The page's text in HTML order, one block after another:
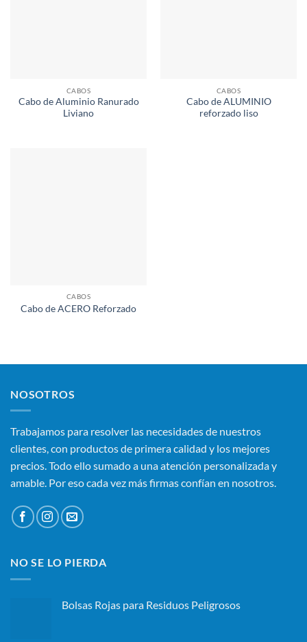
CABOS
Cabo de Aluminio Ranurado
Liviano
CABOS
Cabo de ALUMINIO
reforzado liso
CABOS
Cabo de ACERO Reforzado
NOSOTROS
Trabajamos para resolver las necesidades de nuestros
clientes, con productos de primera calidad y los mejores
precios. Todo ello sumado a una atención personalizada y
amable. Por eso cada vez más firmas confían en nosotros.
NO SE LO PIERDA
Bolsas Rojas para Residuos Peligrosos